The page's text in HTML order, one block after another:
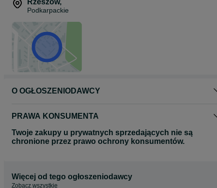
Zainwestuj w precyzyjne rolnictwo – postaw na sprawdzone
rozwiązania od TaxusAgro!
Rzeszów,
Podkarpackie
O OGŁOSZENIODAWCY
PRAWA KONSUMENTA
Twoje zakupy u prywatnych sprzedających nie są
chronione przez prawo ochrony konsumentów.
Więcej od tego ogłoszeniodawcy
Zobacz wszystkie